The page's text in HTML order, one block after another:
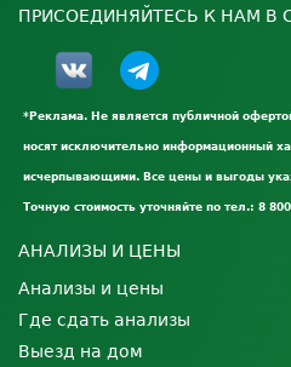
ПРИСОЕДИНЯЙТЕСЬ К НАМ В
*Реклама. Не является публичной
носят исключительно информационный
исчерпывающими. Все цены и выгоды
Точную стоимость уточняйте по тел.: 8
АНАЛИЗЫ И ЦЕНЫ
Анализы и цены
Где сдать анализы
Выезд на дом